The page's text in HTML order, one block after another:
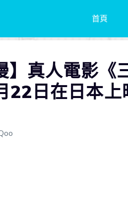
首頁
】真人電影
22日在日本